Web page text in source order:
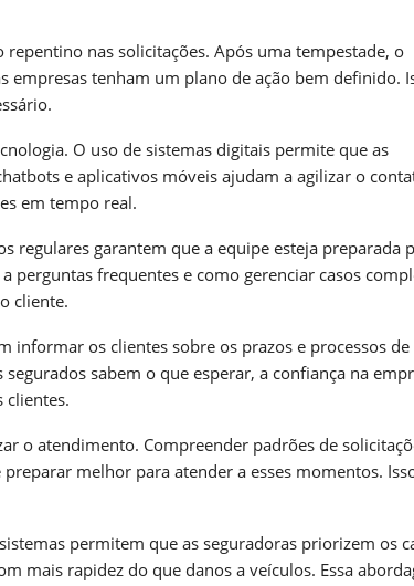
nas solicitações. Após uma tempestade, o
tenham um plano de ação bem definido.
O uso de sistemas digitais permite que as
e aplicativos móveis ajudam a agilizar o
em tempo real.
regulares garantem que a equipe esteja preparada
perguntas frequentes e como gerenciar casos
cliente.
informar os clientes sobre os prazos e processos de
sabem o que esperar, a confiança na
clientes.
o atendimento. Compreender padrões de
melhor para atender a esses momentos.
permitem que as seguradoras priorizem os
mais rapidez do que danos a veículos. Essa